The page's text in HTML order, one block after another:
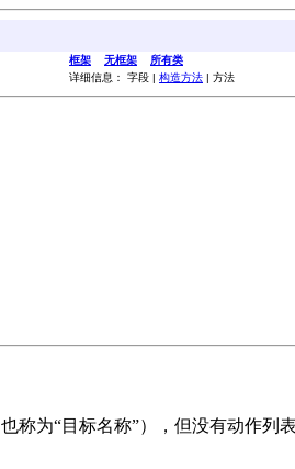
框架 无框架
所有类
详细信息： 字段 | 构造方法 | 方法
称为“目标名称”），但没有动作列